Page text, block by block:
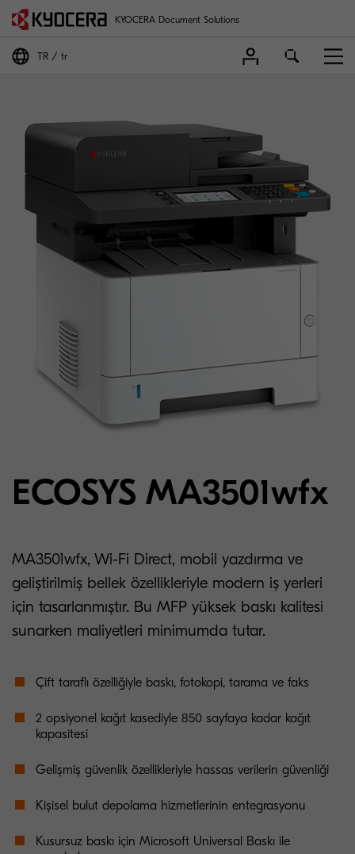
KYOCERA Document Solutions
TR tr
ECOSYS MA3501wfx
MA3501wfx, Wi-Fi Direct, mobil yazdırma ve
geliştirilmiş bellek özellikleriyle modern iş yerleri
için tasarlanmıştır. Bu MFP yüksek baskı kalitesi
sunarken maliyetleri minimumda tutar.
Çift taraflı özelliğiyle baskı, fotokopi, tarama ve faks
2 opsiyonel kağıt kasediyle 850 sayfaya kadar kağıt
kapasitesi
Gelişmiş güvenlik özellikleriyle hassas verilerin güvenliği
Kişisel bulut depolama hizmetlerinin entegrasyonu
Kusursuz baskı için Microsoft Universal Baskı ile